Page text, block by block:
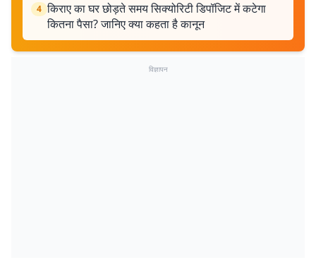
4 किराए का घर छोड़ते समय सिक्योरिटी डिपॉजिट में कटेगा
कितना पैसा? जानिए क्या कहता है कानून
विज्ञापन